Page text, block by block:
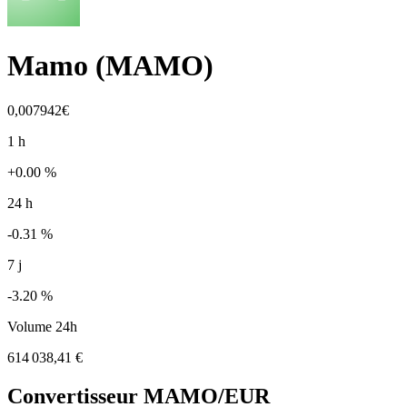
Mamo (MAMO)
0,007942€
1 h
+0.00 %
24 h
-0.31 %
7 j
-3.20 %
Volume 24h
614 038,41 €
Convertisseur MAMO/EUR